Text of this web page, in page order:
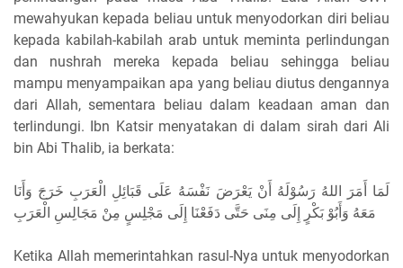
mewahyukan kepada beliau untuk menyodorkan diri beliau
kepada kabilah-kabilah arab untuk meminta perlindungan
dan nushrah mereka kepada beliau sehingga beliau
mampu menyampaikan apa yang beliau diutus dengannya
dari Allah, sementara beliau dalam keadaan aman dan
terlindungi. Ibn Katsir menyatakan di dalam sirah dari Ali
bin Abi Thalib, ia berkata:
لَمَا أَمَرَ اللهُ رَسُوْلَهُ أَنْ يَعْرَضَ نَفْسَهُ عَلَى قَبَائِلِ الْعَرَبِ خَرَجَ وَأَنَا
مَعَهُ وَأَبُوْ بَكْرٍ إِلَى مِنَى حَتَّى دَفَعْنَا إِلَى مَجْلِسٍ مِنْ مَجَالِسِ الْعَرَبِ
Ketika Allah memerintahkan rasul-Nya untuk menyodorkan